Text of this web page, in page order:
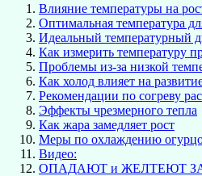
Влияние температуры на
Оптимальная температура
Идеальный температурный
Как измерить температуру
Проблемы из-за низкой
Как холод влияет на
Рекомендации по согреву
Эффекты чрезмерного тепла
Как жара замедляет рост
Меры по охлаждению
Видео:
ОПАДАЮТ и ЖЕЛТЕЮТ